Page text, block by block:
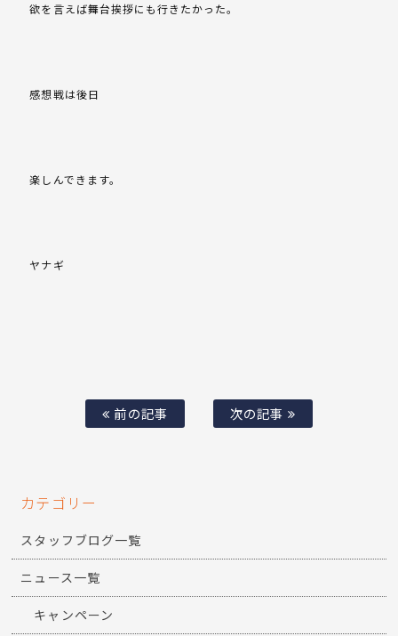
欲を言えば舞台挨拶にも行きたかった。
感想戦は後日
楽しんできます。
ヤナギ
前の記事 次の記事
カテゴリー
スタッフブログ一覧
ニュース一覧
キャンペーン